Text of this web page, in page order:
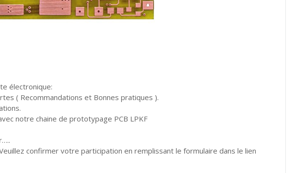
électronique:
( Recommandations et Bonnes pratiques ).
notre chaine de prototypage PCB LPKF
confirmer votre participation en remplissant le formulaire dans le lien